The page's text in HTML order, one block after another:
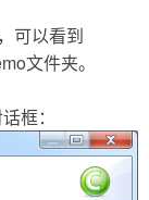
可以看到
文件夹。
框：